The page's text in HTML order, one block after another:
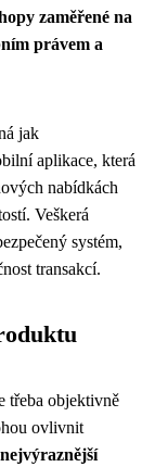
zaměřené na
právem a
jak
aplikace, která
nabídkách
Veškerá
systém,
transakcí.
třeba objektivně
ovlivnit